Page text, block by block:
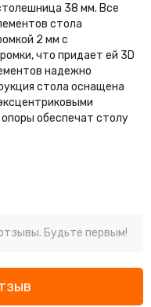
38 мм. Все
стола
2 мм с
что придает ей 3D
надежно
стола оснащена
обеспечат столу
Будьте первым!